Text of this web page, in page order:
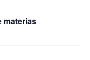
materias